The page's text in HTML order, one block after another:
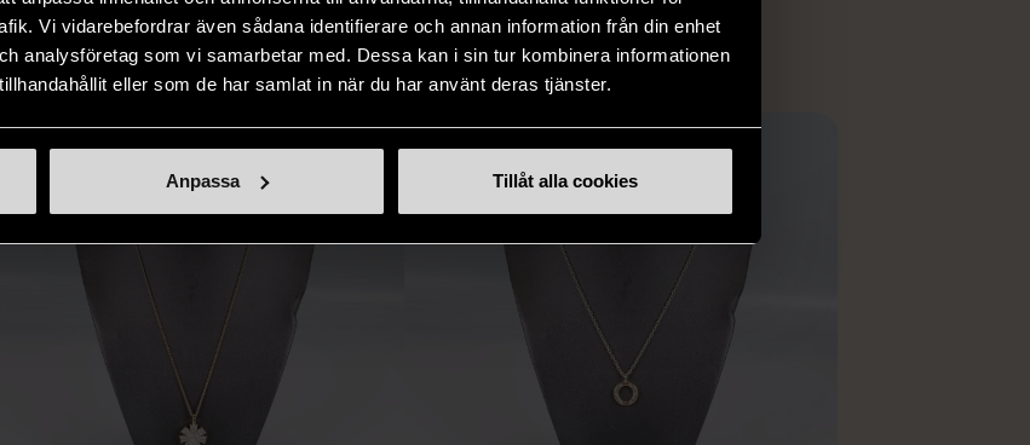
Vi vidarebefordrar även sådana identifierare och annan information från din enhet
analysföretag som vi samarbetar med. Dessa kan i sin tur kombinera informationen
eller som de har samlat in när du har använt deras tjänster.
Anpassa Tillåt alla cookies
Hitta produkter som påminner om denna